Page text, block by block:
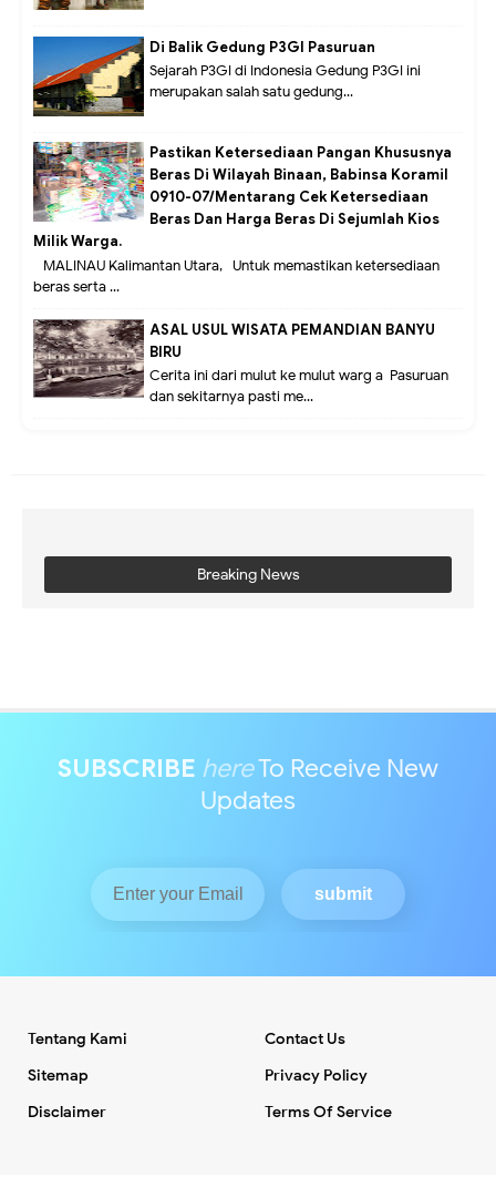
Di Balik Gedung P3GI Pasuruan
Sejarah P3GI di Indonesia Gedung P3GI ini
merupakan salah satu gedung...
Pastikan Ketersediaan Pangan Khususnya
Beras Di Wilayah Binaan, Babinsa Koramil
0910-07/Mentarang Cek Ketersediaan
Beras Dan Harga Beras Di Sejumlah Kios
Milik Warga.
MALINAU Kalimantan Utara,- Untuk memastikan ketersediaan
beras serta ...
ASAL USUL WISATA PEMANDIAN BANYU
BIRU
Cerita ini dari mulut ke mulut warg a Pasuruan
dan sekitarnya pasti me...
Breaking News
SUBSCRIBE hereTo Receive New
Updates
Tentang Kami
Contact Us
Sitemap
Privacy Policy
Disclaimer
Terms Of Service